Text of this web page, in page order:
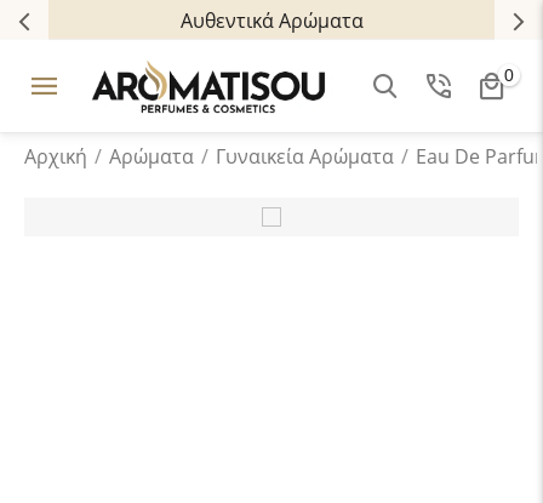
Αυθεντικά Αρώματα
0
Αρχική / Αρώματα / Γυναικεία Αρώματα / Eau De